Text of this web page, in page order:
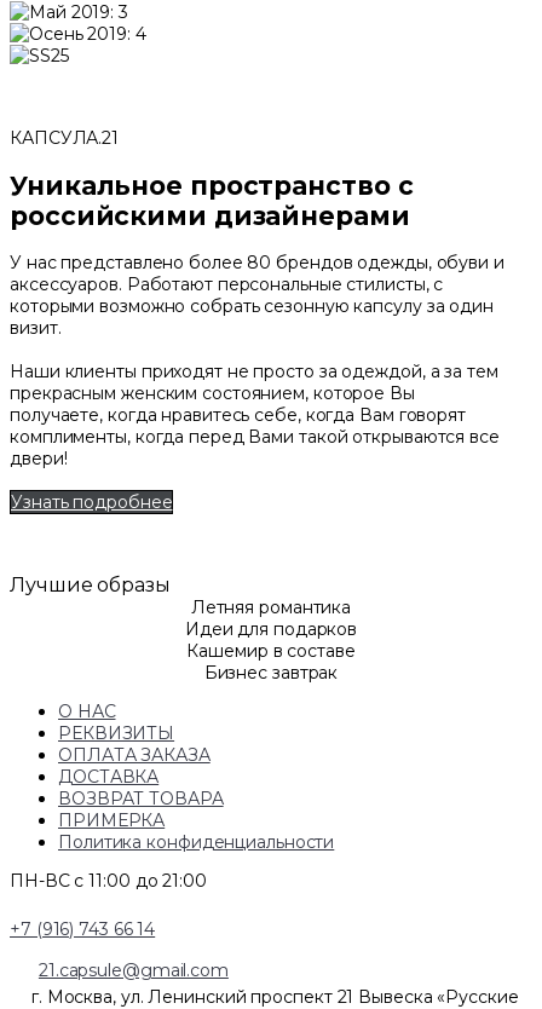
КАПСУЛА.21
Уникальное пространство с
российскими дизайнерами
У нас представлено более 80 брендов одежды, обуви и
аксессуаров. Работают персональные стилисты, с
которыми возможно собрать сезонную капсулу за один
визит.
Наши клиенты приходят не просто за одеждой, а за тем
прекрасным женским состоянием, которое Вы
получаете, когда нравитесь себе, когда Вам говорят
комплименты, когда перед Вами такой открываются все
двери!
Узнать подробнее
Лучшие образы
Летняя романтика
Идеи для подарков
Кашемир в составе
Бизнес завтрак
О НАС
РЕКВИЗИТЫ
ОПЛАТА ЗАКАЗА
ДОСТАВКА
ВОЗВРАТ ТОВАРА
ПРИМЕРКА
Политика конфиденциальности
ПН-ВС с 11:00 до 21:00
+7 (916) 743 66 14
21.capsule@gmail.com
г. Москва, ул. Ленинский проспект 21 Вывеска «Русские